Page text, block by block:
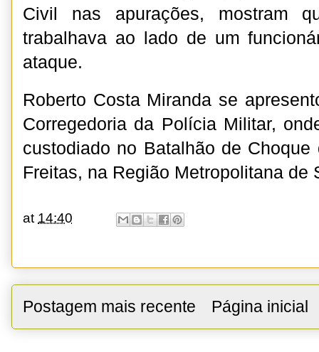
Civil nas apurações, mostram
trabalhava ao lado de um
ataque.
Roberto Costa Miranda se
Corregedoria da Polícia Militar,
custodiado no Batalhão de
Freitas, na Região Metropolitana de
at 14:40
Postagem mais recente Página inicial